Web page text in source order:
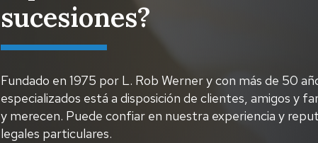
sucesiones?
Fundado en 1975 por L. Rob Werner y con más de 50
especializados está a disposición de clientes, amigos y
y merecen. Puede confiar en nuestra experiencia y
legales particulares.